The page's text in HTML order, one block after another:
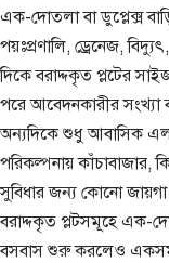
এক-দোতলা বা ডুপ্লেক্স
পয়ঃপ্রণালি, ড্রেনেজ,
দিকে বরাদ্দকৃত প্লটের
পরে আবেদনকারীর সংখ্যা
অন্যদিকে শুধু আবাসিক
পরিকল্পনায় কাঁচাবাজার,
সুবিধার জন্য কোনো জায়গা
বরাদ্দকৃত প্লটসমূহে এক-
বসবাস শুরু করলেও